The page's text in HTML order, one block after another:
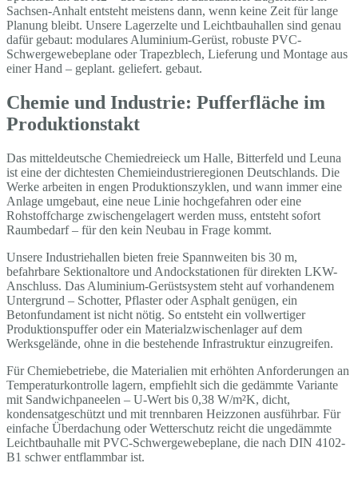
Sachsen-Anhalt entsteht meistens dann, wenn keine Zeit für lange
Planung bleibt. Unsere Lagerzelte und Leichtbauhallen sind genau
dafür gebaut: modulares Aluminium-Gerüst, robuste PVC-
Schwergewebeplane oder Trapezblech, Lieferung und Montage aus
einer Hand – geplant. geliefert. gebaut.
Chemie und Industrie: Pufferfläche im
Produktionstakt
Das mitteldeutsche Chemiedreieck um Halle, Bitterfeld und Leuna
ist eine der dichtesten Chemieindustrieregionen Deutschlands. Die
Werke arbeiten in engen Produktionszyklen, und wann immer eine
Anlage umgebaut, eine neue Linie hochgefahren oder eine
Rohstoffcharge zwischengelagert werden muss, entsteht sofort
Raumbedarf – für den kein Neubau in Frage kommt.
Unsere Industriehallen bieten freie Spannweiten bis 30 m,
befahrbare Sektionaltore und Andockstationen für direkten LKW-
Anschluss. Das Aluminium-Gerüstsystem steht auf vorhandenem
Untergrund – Schotter, Pflaster oder Asphalt genügen, ein
Betonfundament ist nicht nötig. So entsteht ein vollwertiger
Produktionspuffer oder ein Materialzwischenlager auf dem
Werksgelände, ohne in die bestehende Infrastruktur einzugreifen.
Für Chemiebetriebe, die Materialien mit erhöhten Anforderungen an
Temperaturkontrolle lagern, empfiehlt sich die gedämmte Variante
mit Sandwichpaneelen – U-Wert bis 0,38 W/m²K, dicht,
kondensatgeschützt und mit trennbaren Heizzonen ausführbar. Für
einfache Überdachung oder Wetterschutz reicht die ungedämmte
Leichtbauhalle mit PVC-Schwergewebeplane, die nach DIN 4102-
B1 schwer entflammbar ist.